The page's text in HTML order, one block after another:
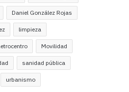
Daniel González Rojas
limpieza
Movilidad
sanidad pública
urbanismo